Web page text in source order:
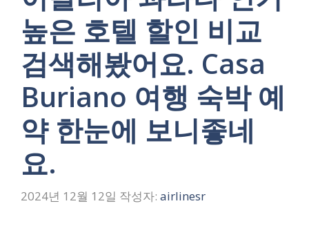
높은 호텔 할인 비교
검색해봤어요. Casa
Buriano 여행 숙박 예
약 한눈에 보니좋네
요.
2024년 12월 12일 작성자: airlinesr